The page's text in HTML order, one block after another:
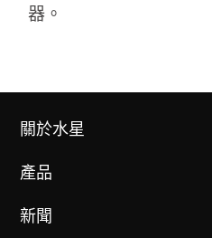
器。
關於水星
產品
新聞